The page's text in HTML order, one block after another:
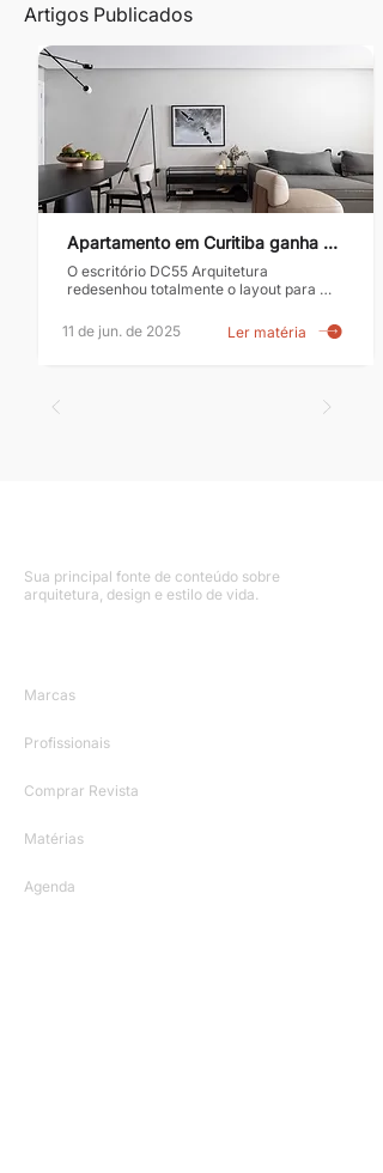
Artigos Publicados
Apartamento em Curitiba ganha
projeto minimalista e elegante
O escritório DC55 Arquitetura
redesenhou totalmente o layout para
duas filhas
11 de jun. de 2025 Ler matéria
Sua principal fonte de conteúdo sobre
arquitetura, design e estilo de vida.
Marcas
Profissionais
Comprar Revista
Matérias
Agenda